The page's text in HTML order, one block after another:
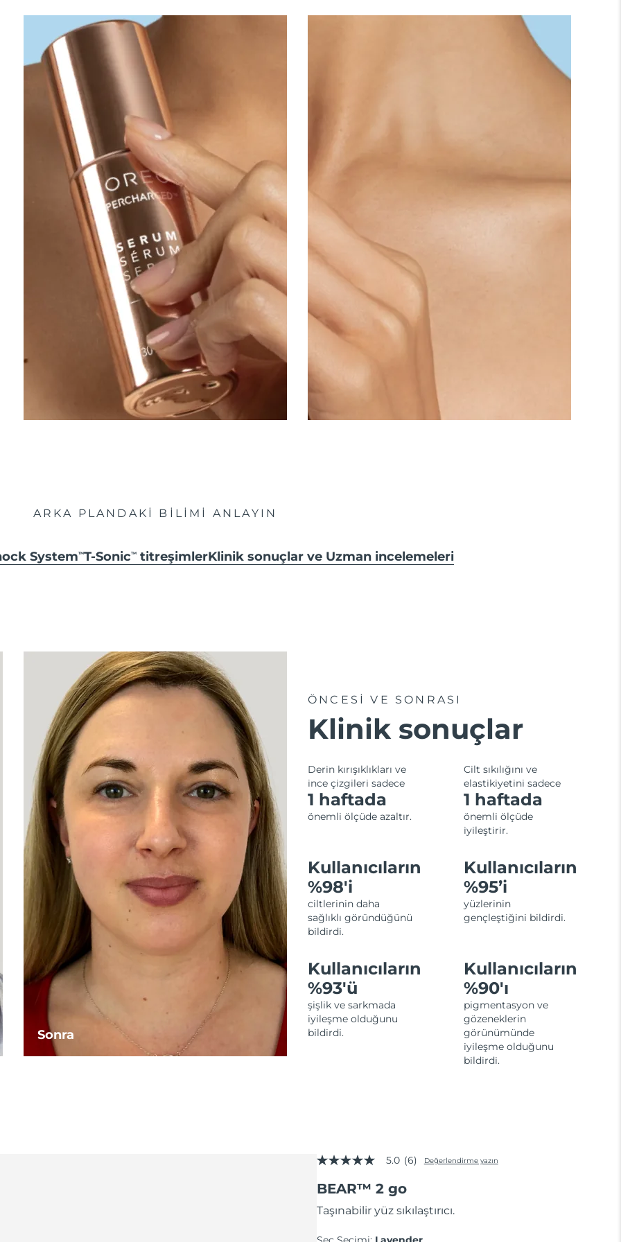
ARKA PLANDAKİ BİLİMİ ANLAYIN
SystemTMT-SonicTM titreşimlerKlinik sonuçlar ve Uzman incelemeleri
Sonra
ÖNCESİ VE SONRASI
Klinik sonuçlar
Derin kırışıklıkları ve
ince çizgileri sadece
1 haftada
önemli ölçüde azaltır.
Cilt sıkılığını ve
elastikiyetini sadece
1 haftada
önemli ölçüde
iyileştirir.
Kullanıcıların
%98'i
ciltlerinin daha
sağlıklı göründüğünü
bildirdi.
Kullanıcıların
%95’i
yüzlerinin
gençleştiğini bildirdi.
Kullanıcıların
%93'ü
şişlik ve sarkmada
iyileşme olduğunu
bildirdi.
Kullanıcıların
%90'ı
pigmentasyon ve
gözeneklerin
görünümünde
iyileşme olduğunu
bildirdi.
5
5.0
ortalama
puan
5.0 (6) Değerlendirme yazın
BEAR™ 2 go
Taşınabilir yüz sıkılaştırıcı.